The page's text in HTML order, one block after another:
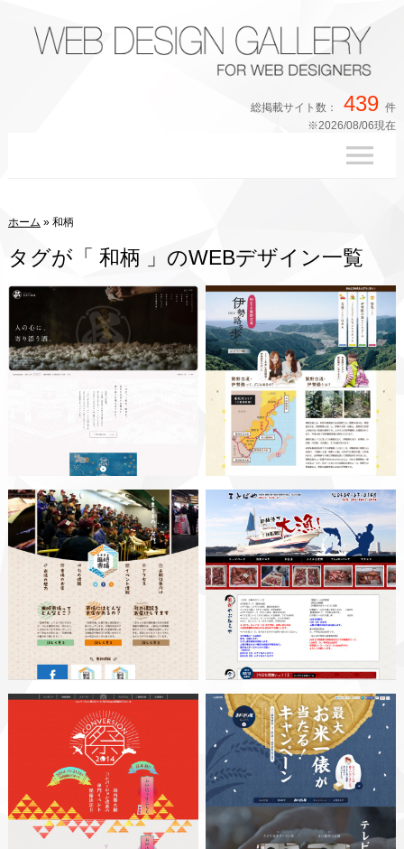
総掲載サイト数： 439件
※2026/08/06現在
ホーム » 和柄
タグが「 和柄 」のWEBデザイン一覧